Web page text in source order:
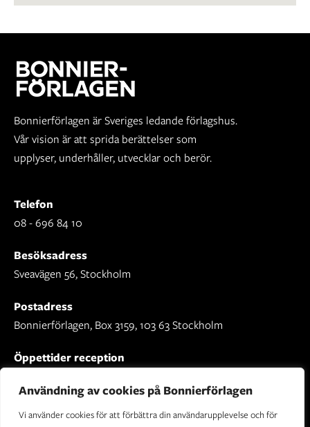
Användning av cookies på Bonnierförlagen
Vi använder cookies för att förbättra din användarupplevelse och för
Bonnierförlagen är Sveriges ledande förlagshus.
Vår vision är att sprida berättelser som
upplyser, underhåller, utvecklar och berör.
Telefon
08 - 696 84 10
Besöksadress
Sveavägen 56, Stockholm
Postadress
Bonnierförlagen, Box 3159, 103 63 Stockholm
Öppettider reception